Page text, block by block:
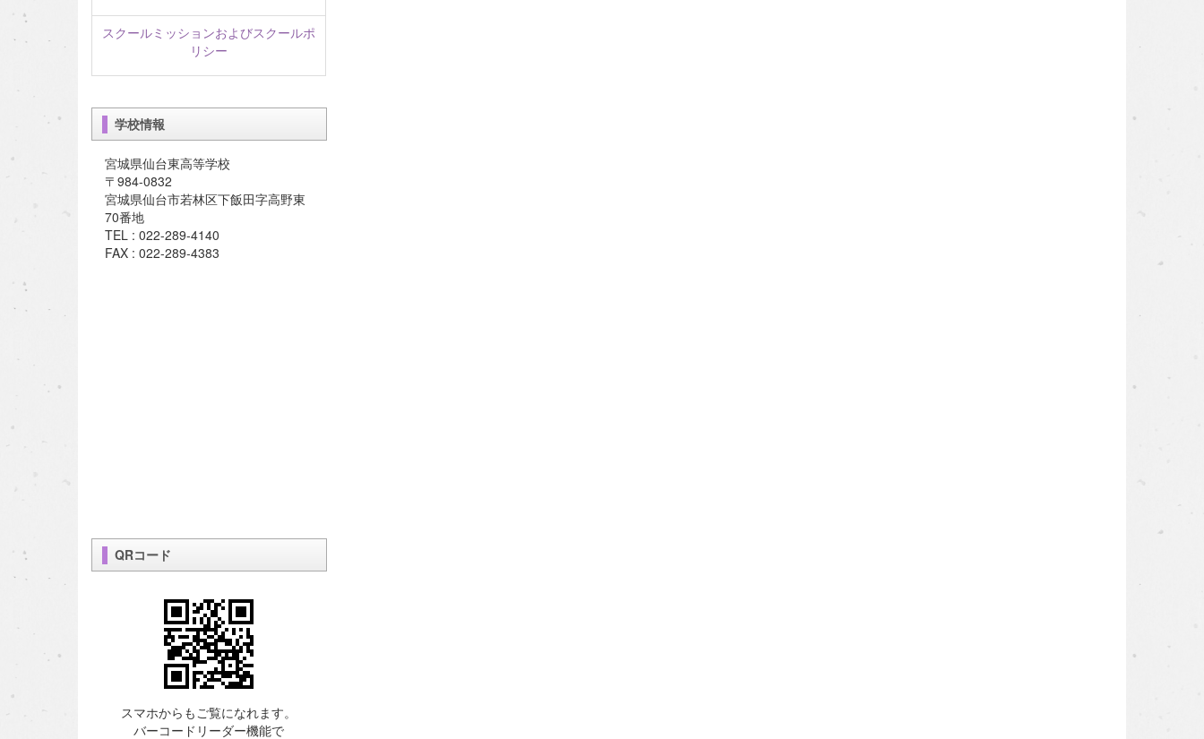
スクールミッションおよびスクールポ
リシー
学校情報
宮城県仙台東高等学校
〒984-0832
宮城県仙台市若林区下飯田字高野東
70番地
TEL : 022-289-4140
FAX : 022-289-4383
QRコード
スマホからもご覧になれます。
バーコードリーダー機能で